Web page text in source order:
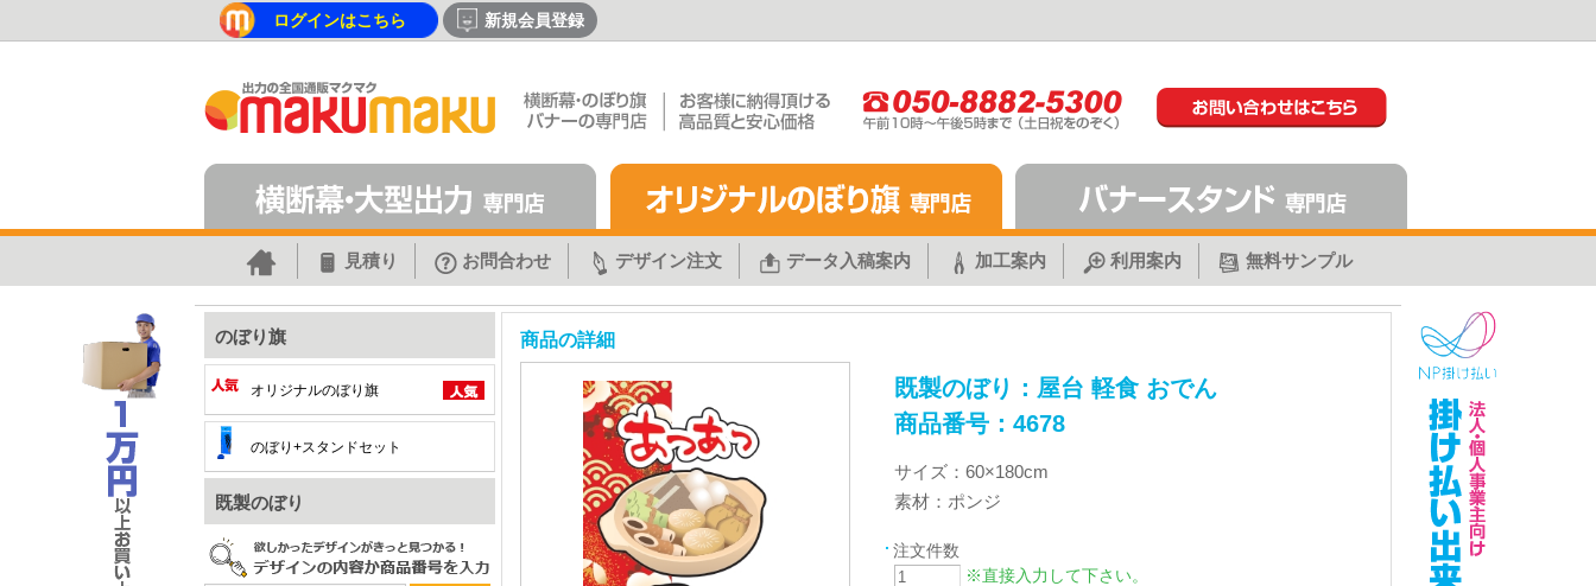
ログインはこちら 新規会員登録
見積り お問合わせ デザイン注文 データ入稿案内 加工案内 利用案内 無料サンプル
のぼり旗
オリジナルのぼり旗
のぼり+スタンドセット
既製のぼり
商品の詳細
既製のぼり：屋台 軽食 おでん
商品番号：4678
サイズ：60×180cm
素材：ポンジ
注文件数
※直接入力して下さい。